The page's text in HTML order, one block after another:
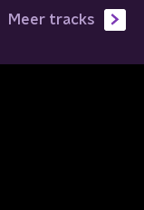
Meer tracks